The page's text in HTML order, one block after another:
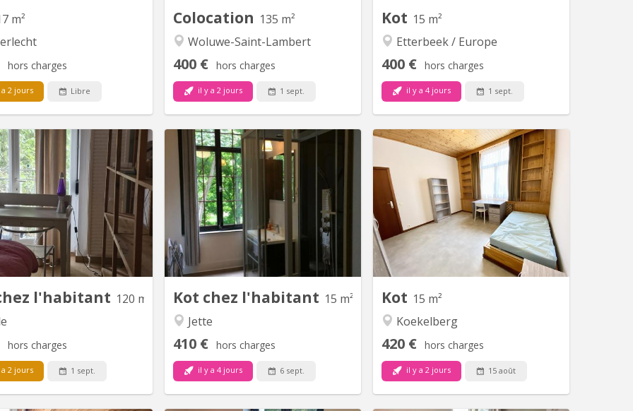
m²
hors charges
2 jours Libre
Colocation 135 m²
Woluwe-Saint-Lambert
400 € hors charges
il y a 2 jours 1 sept.
Kot 15 m²
Etterbeek / Europe
400 € hors charges
il y a 4 jours 1 sept.
l'habitant 120 m²
hors charges
2 jours 1 sept.
BK 20245
une chambre uniquement à
. La chambre mesure plus ou
12 mètres carrés. Elle est dans
appartement de 120 mètres
Dans lequel, nous vivons en
Moi et mes deux filles de 12
ans Il y a aussi un chat et un
chien. La chambre à louer est
Kot chez l'habitant 15 m²
Jette
410 € hors charges
il y a 4 jours 6 sept.
BK 14067
-ENKEL NL-talige studenten! - Mooie
en rustige ligging rechtover het
Elisabethpark, op 5 minuten wandelen
van metrostation Simonis, vlakbij het
gezellige winkelcentrum van Jette,
vlakbij openbaar vervoer Spiegel en
Simonis, vlotte verbindingen naar het
centrum of richting Campus UZ
Kot 15 m²
Koekelberg
420 € hors charges
il y a 2 jours 15 août
BK 7507
Quartier résidentiel vert, agréable et
sympa à qq minutes du centre ville en
transport en commun. Maison
spécialement conçue pour les
étudiants. Contrats de 11 ou 12 mois
au choix. Les chambres sont
individuelles, toutes équipées d’un
lavabo personnel, cuisine collective.